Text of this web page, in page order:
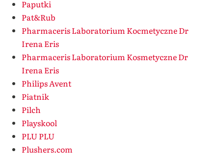
Paputki
Pat&Rub
Pharmaceris Laboratorium Kocmetyczne Dr
Irena Eris
Pharmaceris Laboratorium Kosmetyczne Dr
Irena Eris
Philips Avent
Piatnik
Pilch
Playskool
PLU PLU
Plushers.com